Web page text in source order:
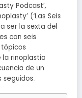
Podcast’,
(‘Las Seis
ser la sexta del
con seis
rinoplastia
de un
seguidos.